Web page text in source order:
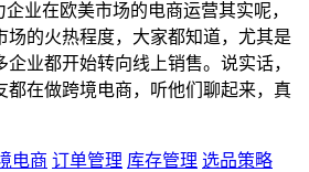
企业在欧美市场的电商运营其实呢，
场的火热程度，大家都知道，尤其是
业都开始转向线上销售。说实话，
都在做跨境电商，听他们聊起来，真
电商 订单管理 库存管理 选品策略